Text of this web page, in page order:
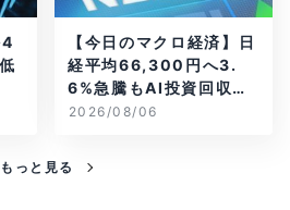
【今日のマクロ経済】日
経平均66,300円へ3.
6%急騰もAI投資回収懸
念が再燃
2026/08/06
もっと見る